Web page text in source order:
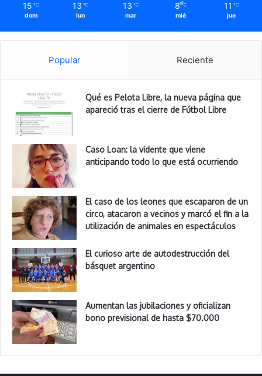
15 ℃
dom
13 ℃
lun
13 ℃
mar
8 ℃
mié
11 ℃
jue
Popular Reciente
Qué es Pelota Libre, la nueva página que
apareció tras el cierre de Fútbol Libre
Caso Loan: la vidente que viene
anticipando todo lo que está ocurriendo
El caso de los leones que escaparon de un
circo, atacaron a vecinos y marcó el fin a la
utilización de animales en espectáculos
El curioso arte de autodestrucción del
básquet argentino
Aumentan las jubilaciones y oficializan
bono previsional de hasta $70.000